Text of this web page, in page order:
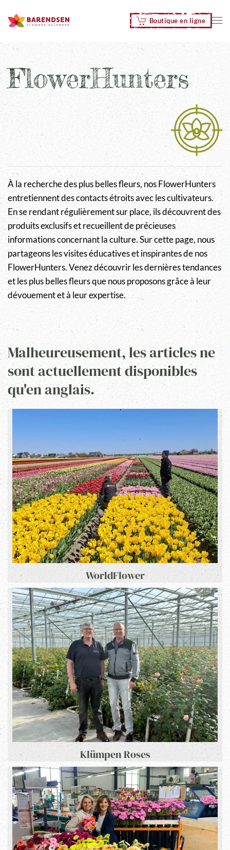
Accéder au contenu principal Boutique en ligne
FlowerHunters
À la recherche des plus belles fleurs, nos FlowerHunters
entretiennent des contacts étroits avec les cultivateurs.
En se rendant régulièrement sur place, ils découvrent des
produits exclusifs et recueillent de précieuses
informations concernant la culture. Sur cette page, nous
partageons les visites éducatives et inspirantes de nos
FlowerHunters. Venez découvrir les dernières tendances
et les plus belles fleurs que nous proposons grâce à leur
dévouement et à leur expertise.
Malheureusement, les articles ne
sont actuellement disponibles
qu'en anglais.
WorldFlower
Klümpen Roses